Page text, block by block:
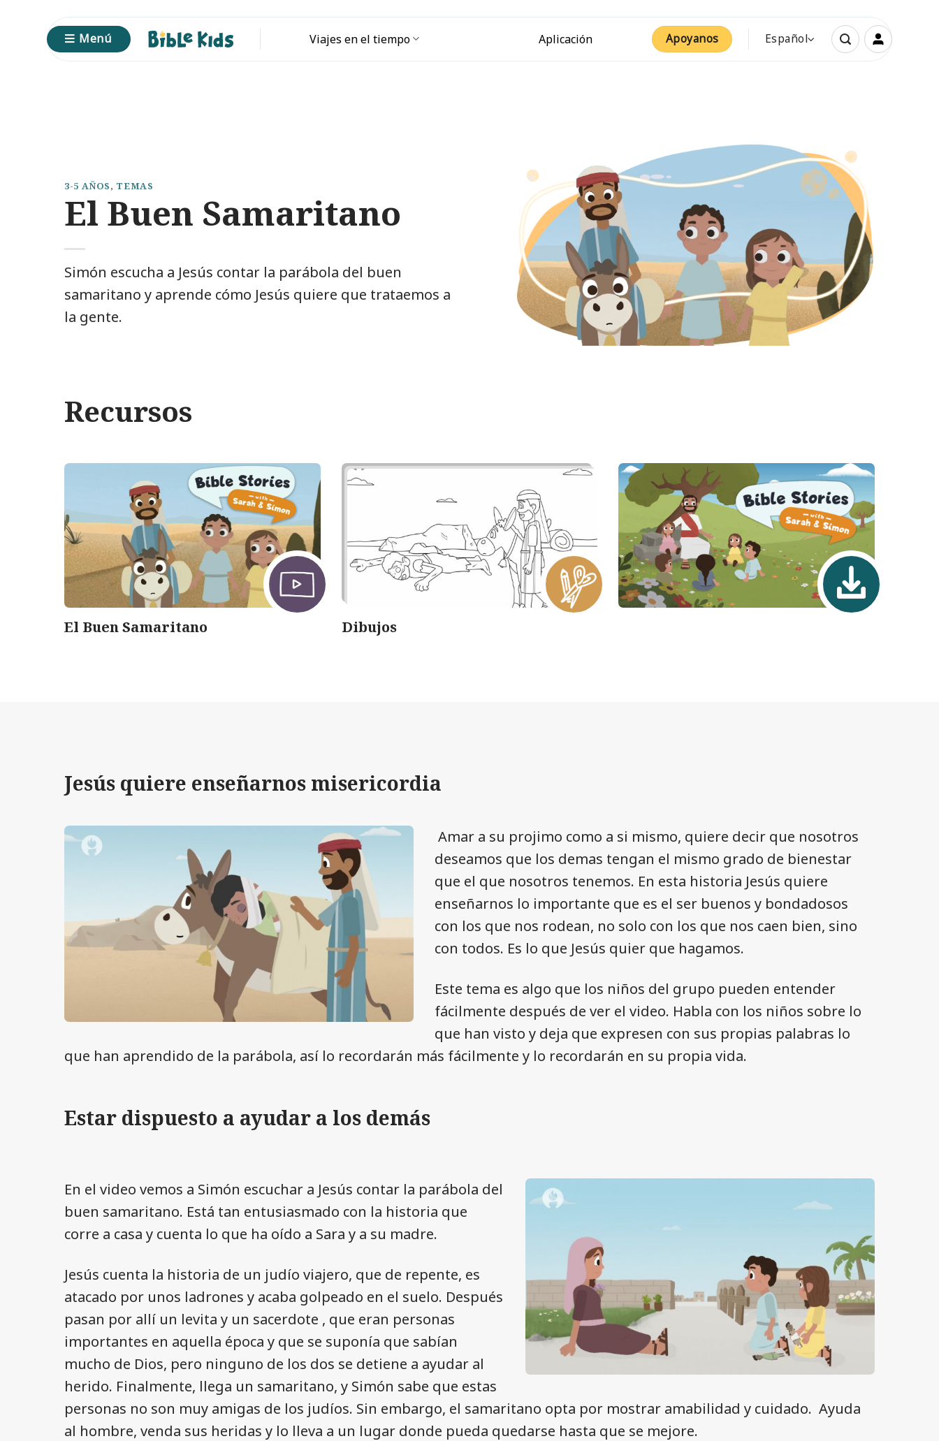
contenido
Menú Viajes en el tiempo Aplicación Apoyanos Español
3-5 AÑOS, TEMAS
El Buen Samaritano
Simón escucha a Jesús contar la parábola del buen
samaritano y aprende cómo Jesús quiere que trataemos a
la gente.
Recursos
El Buen Samaritano Dibujos
Jesús quiere enseñarnos misericordia
Amar a su projimo como a si mismo, quiere decir que nosotros
deseamos que los demas tengan el mismo grado de bienestar
que el que nosotros tenemos. En esta historia Jesús quiere
enseñarnos lo importante que es el ser buenos y bondadosos
con los que nos rodean, no solo con los que nos caen bien, sino
con todos. Es lo que Jesús quier que hagamos.
Este tema es algo que los niños del grupo pueden entender
fácilmente después de ver el video. Habla con los niños sobre lo
que han visto y deja que expresen con sus propias palabras lo
que han aprendido de la parábola, así lo recordarán más fácilmente y lo recordarán en su propia vida.
Estar dispuesto a ayudar a los demás
En el video vemos a Simón escuchar a Jesús contar la parábola del
buen samaritano. Está tan entusiasmado con la historia que
corre a casa y cuenta lo que ha oído a Sara y a su madre.
Jesús cuenta la historia de un judío viajero, que de repente, es
atacado por unos ladrones y acaba golpeado en el suelo. Después
pasan por allí un levita y un sacerdote , que eran personas
importantes en aquella época y que se suponía que sabían
mucho de Dios, pero ninguno de los dos se detiene a ayudar al
herido. Finalmente, llega un samaritano, y Simón sabe que estas
personas no son muy amigas de los judíos. Sin embargo, el samaritano opta por mostrar amabilidad y cuidado. Ayuda
al hombre, venda sus heridas y lo lleva a un lugar donde pueda quedarse hasta que se mejore.